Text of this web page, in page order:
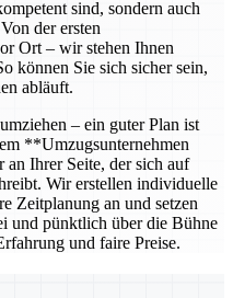
sind, sondern auch
der ersten
Ort – wir stehen Ihnen
können Sie sich sicher sein,
abläuft.
– ein guter Plan ist
**Umzugsunternehmen
Ihrer Seite, der sich auf
Wir erstellen individuelle
Zeitplanung an und setzen
und pünktlich über die Bühne
und faire Preise.